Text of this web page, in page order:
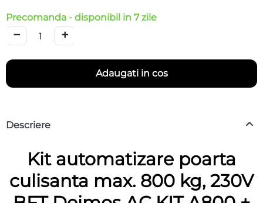
Precomanda - disponibil in 7 zile
+
−
Adaugati in cos
Descriere
Kit automatizare poarta
culisanta max. 800 kg, 230V